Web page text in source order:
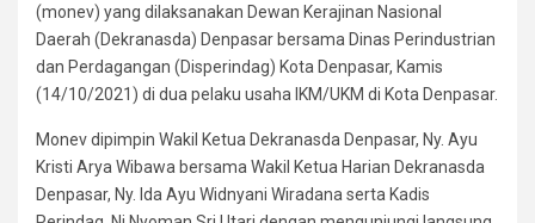
(monev) yang dilaksanakan Dewan Kerajinan Nasional
Daerah (Dekranasda) Denpasar bersama Dinas Perindustrian
dan Perdagangan (Disperindag) Kota Denpasar, Kamis
(14/10/2021) di dua pelaku usaha IKM/UKM di Kota Denpasar.
Monev dipimpin Wakil Ketua Dekranasda Denpasar, Ny. Ayu
Kristi Arya Wibawa bersama Wakil Ketua Harian Dekranasda
Denpasar, Ny. Ida Ayu Widnyani Wiradana serta Kadis